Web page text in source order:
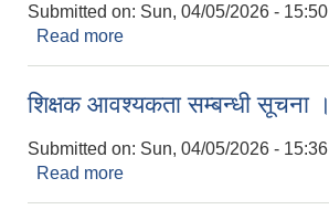
Submitted on: Sun, 04/05/2026 - 15:50
Read more
शिक्षक आवश्यकता सम्बन्धी सूचना ।
Submitted on: Sun, 04/05/2026 - 15:36
Read more